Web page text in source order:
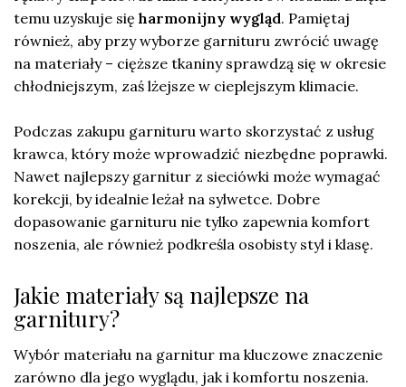
temu uzyskuje się harmonijny wygląd. Pamiętaj
również, aby przy wyborze garnituru zwrócić uwagę
na materiały – cięższe tkaniny sprawdzą się w okresie
chłodniejszym, zaś lżejsze w cieplejszym klimacie.
Podczas zakupu garnituru warto skorzystać z usług
krawca, który może wprowadzić niezbędne poprawki.
Nawet najlepszy garnitur z sieciówki może wymagać
korekcji, by idealnie leżał na sylwetce. Dobre
dopasowanie garnituru nie tylko zapewnia komfort
noszenia, ale również podkreśla osobisty styl i klasę.
Jakie materiały są najlepsze na
garnitury?
Wybór materiału na garnitur ma kluczowe znaczenie
zarówno dla jego wyglądu, jak i komfortu noszenia.